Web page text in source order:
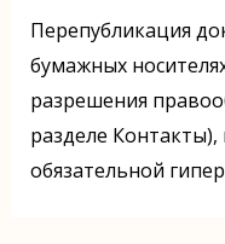
Перепубликация
бумажных
разрешения
разделе Контакты),
обязательной